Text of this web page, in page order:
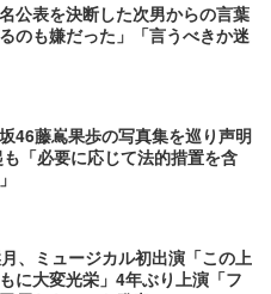
公表を決断した次男からの言葉
のも嫌だった」「言うべきか迷
46藤嶌果歩の写真集を巡り声明
「必要に応じて法的措置を含
、ミュージカル初出演「この上
に大変光栄」4年ぶり上演「フ